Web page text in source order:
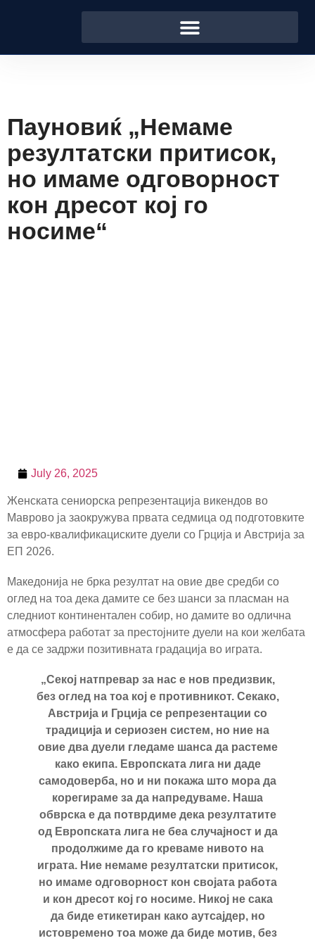
Пауновиќ „Немаме
резултатски притисок,
но имаме одговорност
кон дресот кој го
носиме“
July 26, 2025
Женската сениорска репрезентација викендов во
Маврово ја заокружува првата седмица од подготовките
за евро-квалификациските дуели со Грција и Австрија за
ЕП 2026.
Македонија не брка резултат на овие две средби со
оглед на тоа дека дамите се без шанси за пласман на
следниот континентален собир, но дамите во одлична
атмосфера работат за престојните дуели на кои желбата
е да се задржи позитивната градација во играта.
„Секој натпревар за нас е нов предизвик,
без оглед на тоа кој е противникот. Секако,
Австрија и Грција се репрезентации со
традиција и сериозен систем, но ние на
овие два дуели гледаме шанса да растеме
како екипа. Европската лига ни даде
самодоверба, но и ни покажа што мора да
корегираме за да напредуваме. Наша
обврска е да потврдиме дека резултатите
од Европската лига не беа случајност и да
продолжиме да го креваме нивото на
играта. Ние немаме резултатски притисок,
но имаме одговорност кон својата работа
и кон дресот кој го носиме. Никој не сака
да биде етикетиран како аутсајдер, но
истовремено тоа може да биде мотив, без